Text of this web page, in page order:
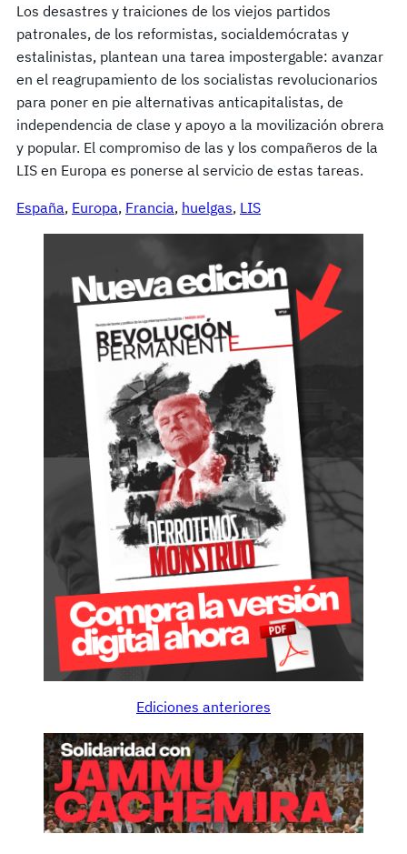
Los desastres y traiciones de los viejos partidos
patronales, de los reformistas, socialdemócratas y
estalinistas, plantean una tarea impostergable: avanzar
en el reagrupamiento de los socialistas revolucionarios
para poner en pie alternativas anticapitalistas, de
independencia de clase y apoyo a la movilización obrera
y popular. El compromiso de las y los compañeros de la
LIS en Europa es ponerse al servicio de estas tareas.
España, Europa, Francia, huelgas, LIS
Ediciones anteriores